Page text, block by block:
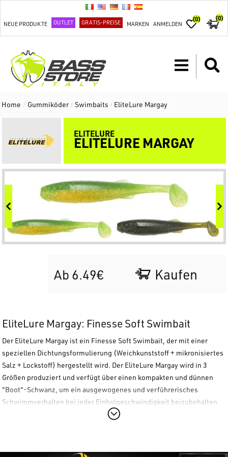
NEUE PRODUKTE OUTLET GRATIS-PREISE MARKEN ANMELDEN
(0) (0)
Home / Gummiköder / Swimbaits / EliteLure Margay
ELITELURE
ELITELURE MARGAY
Ab 6.49€ Kaufen
EliteLure Margay: Finesse Soft Swimbait
Der EliteLure Margay ist ein Finesse Soft Swimbait, der mit einer
speziellen Dichtungsformulierung (Weichkunststoff + mikronisiertes
Salz + Lockstoff) hergestellt wird. Der EliteLure Margaywird in 3
Größen produziert und verfügt über einen kompakten und dünnen
"Boot"-Schwanz, um ein ausgewogenes und verführerisches
Schwimmverhalten bei jeder Einholgeschwindigkeit beizubehalten
(der Schwanz erreicht eine seitliche Aktion von beachtlichen 110°).